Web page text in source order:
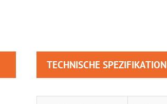
TECHNISCHE SPEZIFIKATION